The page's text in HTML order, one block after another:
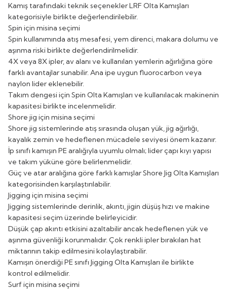
Kamış tarafındaki teknik seçeneklerLRF Olta Kamışları
kategorisiyle birlikte değerlendirilebilir.
Spin için misina seçimi
Spin kullanımında atış mesafesi, yem direnci, makara dolumu ve
aşınma riski birlikte değerlendirilmelidir.
4X veya 8X ipler, av alanı ve kullanılan yemlerin ağırlığına göre
farklı avantajlar sunabilir. Ana ipe uygun fluorocarbon veya
naylon lider eklenebilir.
Takım dengesi için Spin Olta Kamışları ve kullanılacak makinenin
kapasitesi birlikte incelenmelidir.
Shore jig için misina seçimi
Shore jig sistemlerinde atış sırasında oluşan yük, jig ağırlığı,
kayalık zemin ve hedeflenen mücadele seviyesi önem kazanır.
İp sınıfı kamışın PE aralığıyla uyumlu olmalı; lider çapı kıyı yapısı
ve takım yüküne göre belirlenmelidir.
Güç ve atar aralığına göre farklı kamışlarShore Jig Olta Kamışları
kategorisinden karşılaştırılabilir.
Jigging için misina seçimi
Jigging sistemlerinde derinlik, akıntı, jigin düşüş hızı ve makine
kapasitesi seçim üzerinde belirleyicidir.
Düşük çap akıntı etkisini azaltabilir ancak hedeflenen yük ve
aşınma güvenliği korunmalıdır. Çok renkli ipler bırakılan hat
miktarının takip edilmesini kolaylaştırabilir.
Kamışın önerdiği PE sınıfı Jigging Olta Kamışları ile birlikte
kontrol edilmelidir.
Surf için misina seçimi